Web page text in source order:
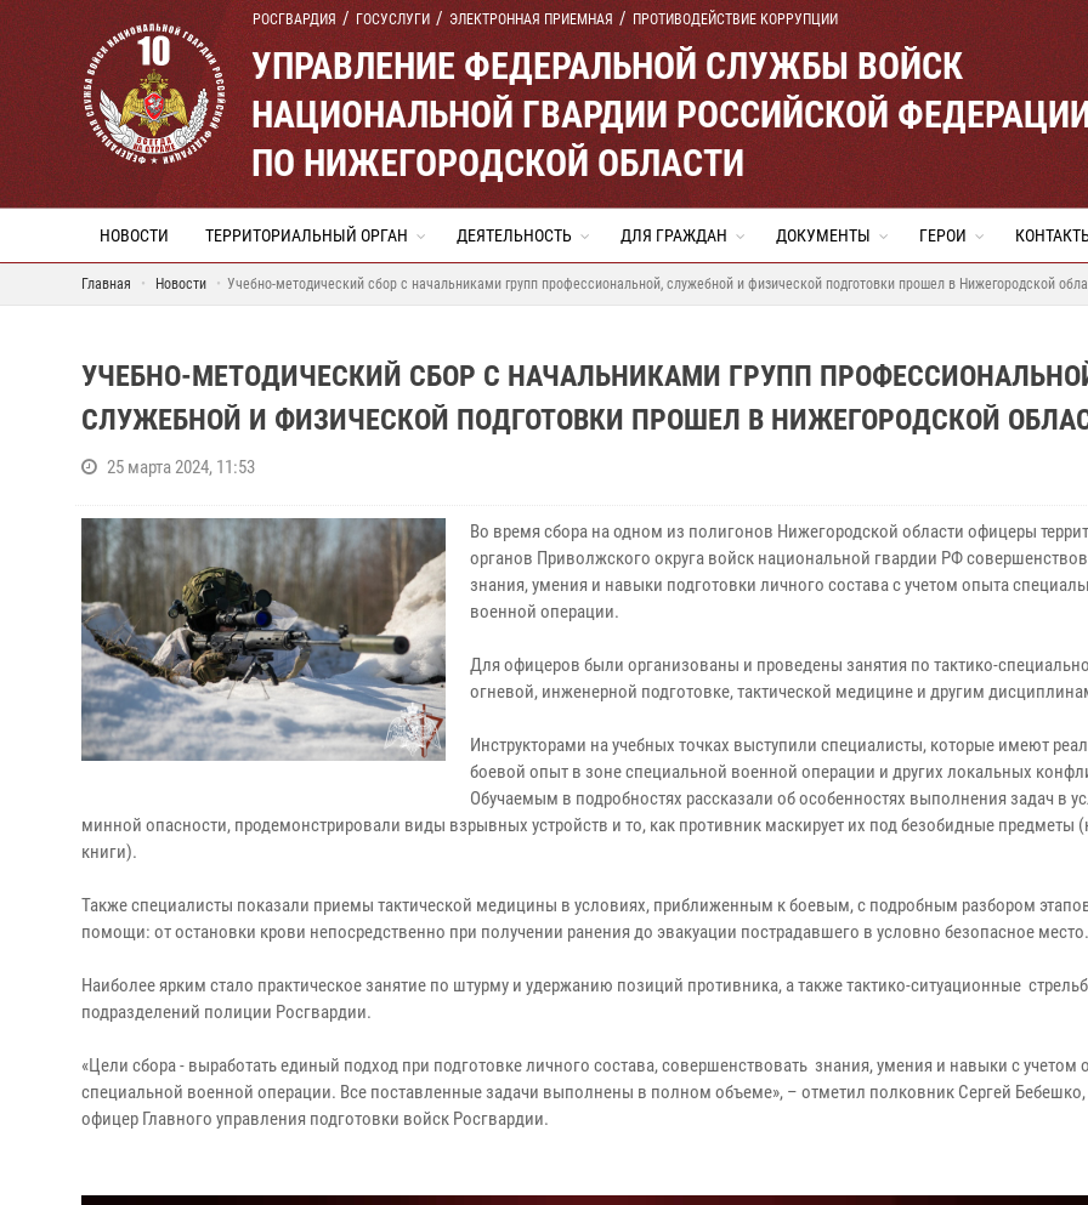
РОСГВАРДИЯ ГОСУСЛУГИ ЭЛЕКТРОННАЯ ПРИЕМНАЯ ПРОТИВОДЕЙСТВИЕ КОРРУПЦИИ
УПРАВЛЕНИЕ ФЕДЕРАЛЬНОЙ СЛУЖБЫ ВОЙСК
НАЦИОНАЛЬНОЙ ГВАРДИИ РОССИЙСКОЙ
ПО НИЖЕГОРОДСКОЙ ОБЛАСТИ
НОВОСТИ ТЕРРИТОРИАЛЬНЫЙ ОРГАН ДЕЯТЕЛЬНОСТЬ ДЛЯ ГРАЖДАН ДОКУМЕНТЫ ГЕРОИ
Главная Новости Учебно-методический сбор с начальниками групп профессиональной, служебной и физической подготовки прошел в Нижегородской
УЧЕБНО-МЕТОДИЧЕСКИЙ СБОР С НАЧАЛЬНИКАМИ ГРУПП
СЛУЖЕБНОЙ И ФИЗИЧЕСКОЙ ПОДГОТОВКИ ПРОШЕЛ В НИЖЕГОРОДСКОЙ
25 марта 2024, 11:53
Во время сбора на одном из полигонов Нижегородской области офицеры
органов Приволжского округа войск национальной гвардии РФ
знания, умения и навыки подготовки личного состава с учетом опыта
военной операции.
Для офицеров были организованы и проведены занятия по тактико-
огневой, инженерной подготовке, тактической медицине и другим
Инструкторами на учебных точках выступили специалисты, которые имеют
боевой опыт в зоне специальной военной операции и других локальных
Обучаемым в подробностях рассказали об особенностях выполнения задач в
минной опасности, продемонстрировали виды взрывных устройств и то, как противник маскирует их под безобидные предметы
книги).
Также специалисты показали приемы тактической медицины в условиях, приближенным к боевым, с подробным разбором
помощи: от остановки крови непосредственно при получении ранения до эвакуации пострадавшего в условно безопасное место.
Наиболее ярким стало практическое занятие по штурму и удержанию позиций противника, а также тактико-ситуационные
подразделений полиции Росгвардии.
«Цели сбора - выработать единый подход при подготовке личного состава, совершенствовать знания, умения и навыки с учетом
специальной военной операции. Все поставленные задачи выполнены в полном объеме», – отметил полковник Сергей
офицер Главного управления подготовки войск Росгвардии.